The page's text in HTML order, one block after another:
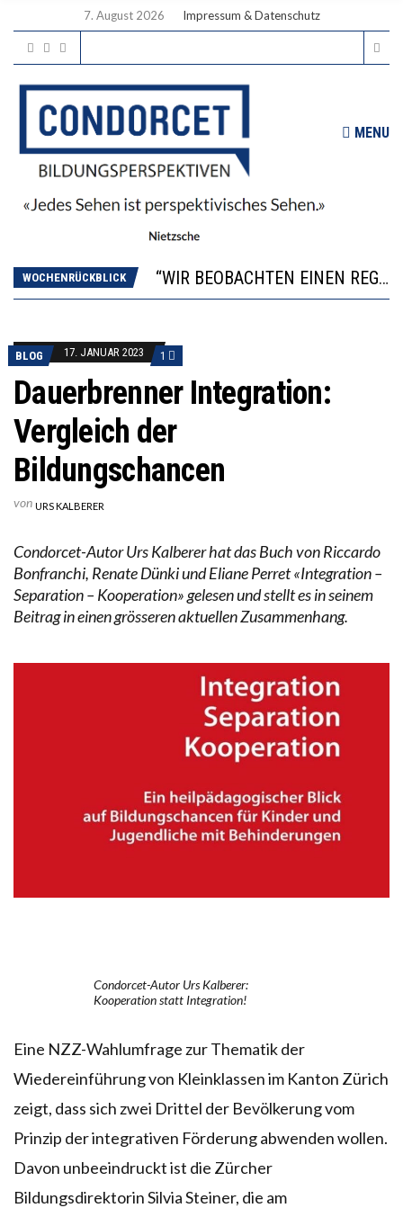
7. August 2026 Impressum & Datenschutz
MENU
WOCHENRÜCKBLICK
DIE VERSTÄRKTE HARMONISIERUNG IM SCHULWESEN VERRINGERT DAS INNOVATIONSPOTENZIAL
2’529 UNTERSCHRIFTEN FÜR «KEINE DIGITALEN GERÄTE IN DEN ERSTEN VIER PRIMARSCHULJAHREN» EINGEREICHT
BLOG 17. JANUAR 2023 1
Dauerbrenner Integration:
Vergleich der
Bildungschancen
von URS KALBERER
Condorcet-Autor Urs Kalberer hat das Buch von Riccardo
Bonfranchi, Renate Dünki und Eliane Perret «Integration –
Separation – Kooperation» gelesen und stellt es in seinem
Beitrag in einen grösseren aktuellen Zusammenhang.
Condorcet-Autor Urs Kalberer:
Kooperation statt Integration!
Eine NZZ-Wahlumfrage zur Thematik der
Wiedereinführung von Kleinklassen im Kanton Zürich
zeigt, dass sich zwei Drittel der Bevölkerung vom
Prinzip der integrativen Förderung abwenden wollen.
Davon unbeeindruckt ist die Zürcher
Bildungsdirektorin Silvia Steiner, die am